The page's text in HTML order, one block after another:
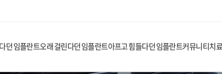
던 임플란트오래 걸린다던 임플란트아프고 힘들다던 임플란트커뮤니티치